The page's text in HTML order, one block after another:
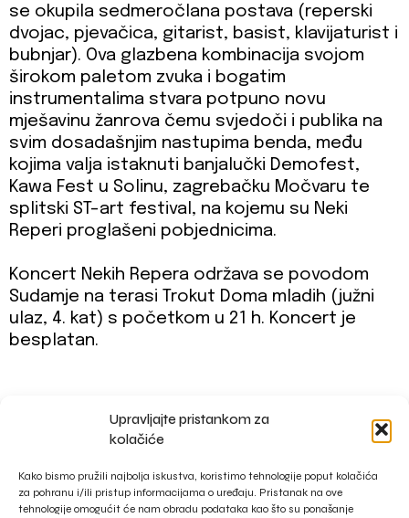
Upravljajte pristankom za
kolačiće
Kako bismo pružili najbolja iskustva, koristimo tehnologije poput kolačića
za pohranu i/ili pristup informacijama o uređaju. Pristanak na ove
tehnologije omogućit će nam obradu podataka kao što su ponašanje
se okupila sedmeročlana postava (reperski
dvojac, pjevačica, gitarist, basist, klavijaturist i
bubnjar). Ova glazbena kombinacija svojom
širokom paletom zvuka i bogatim
instrumentalima stvara potpuno novu
mješavinu žanrova čemu svjedoči i publika na
svim dosadašnjim nastupima benda, među
kojima valja istaknuti banjalučki Demofest,
Kawa Fest u Solinu, zagrebačku Močvaru te
splitski ST-art festival, na kojemu su Neki
Reperi proglašeni pobjednicima.
Koncert Nekih Repera održava se povodom
Sudamje na terasi Trokut Doma mladih (južni
ulaz, 4. kat) s početkom u 21 h. Koncert je
besplatan.
impressum
privacy policy